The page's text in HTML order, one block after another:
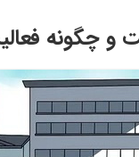
چگونه